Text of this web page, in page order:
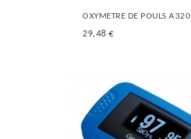
OXYMETRE DE POULS A320
29,48 €